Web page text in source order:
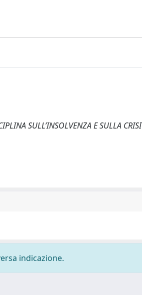
SULL’INSOLVENZA E SULLA CRISI
indicazione.